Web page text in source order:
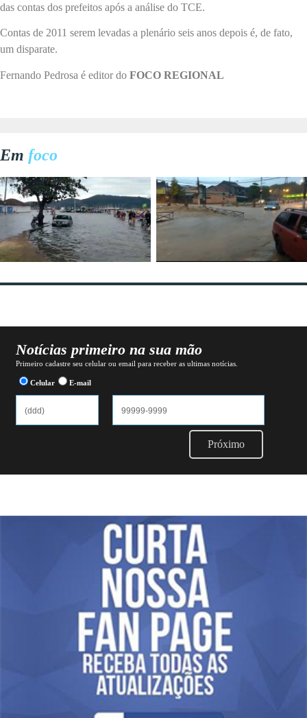
das contas dos prefeitos após a análise do TCE.
Contas de 2011 serem levadas a plenário seis anos depois é, de fato,
um disparate.
Fernando Pedrosa é editor do FOCO REGIONAL
Em foco
Notícias primeiro na sua mão
Primeiro cadastre seu celular ou email para receber as ultimas notícias.
Celular E-mail
Próximo